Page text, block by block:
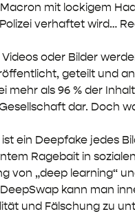
mit lockigem
verhaftet wird…
Videos oder Bilder
geteilt und
mehr als 96 % der
dar. Doch
ein Deepfake jedes
Ragebait in
von „deep learning“
kann man
und Fälschung zu